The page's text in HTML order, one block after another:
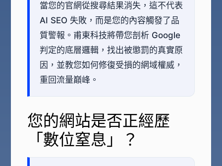
當您的官網從搜尋結果消失，這不代表
AI SEO 失敗，而是您的內容觸發了品
質警報。甫東科技將帶您剖析 Google
判定的底層邏輯，找出被懲罰的真實原
因，並教您如何修復受損的網域權威，
重回流量巔峰。
您的網站是否正經歷
「數位窒息」？